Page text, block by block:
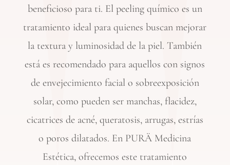
beneficioso para ti. El peeling químico es un
tratamiento ideal para quienes buscan mejorar
la textura y luminosidad de la piel. También
está es recomendado para aquellos con signos
de envejecimiento facial o sobreexposición
solar, como pueden ser manchas, flacidez,
cicatrices de acné, queratosis, arrugas, estrías
o poros dilatados. En PURÄ Medicina
Estética, ofrecemos este tratamiento